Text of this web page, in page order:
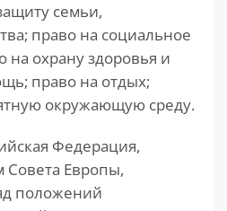
семьи,
право на социальное
на охрану здоровья и
право на отдых;
окружающую среду.
Федерация,
Совета Европы,
положений